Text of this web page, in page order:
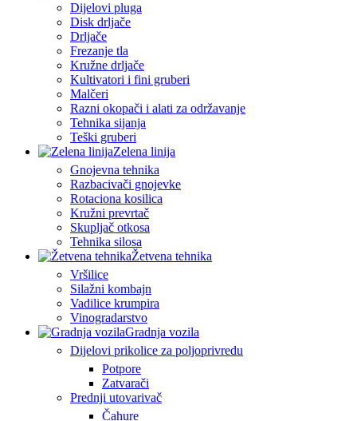
Dijelovi pluga
Disk drljače
Drljače
Frezanje tla
Kružne drljače
Kultivatori i fini gruberi
Malčeri
Razni okopači i alati za održavanje
Tehnika sijanja
Teški gruberi
Zelena linija
Gnojevna tehnika
Razbacivači gnojevke
Rotaciona kosilica
Kružni prevrtač
Skupljač otkosa
Tehnika silosa
Žetvena tehnika
Vršilice
Silažni kombajn
Vadilice krumpira
Vinogradarstvo
Gradnja vozila
Dijelovi prikolice za poljoprivredu
Potpore
Zatvarači
Prednji utovarivač
Čahure